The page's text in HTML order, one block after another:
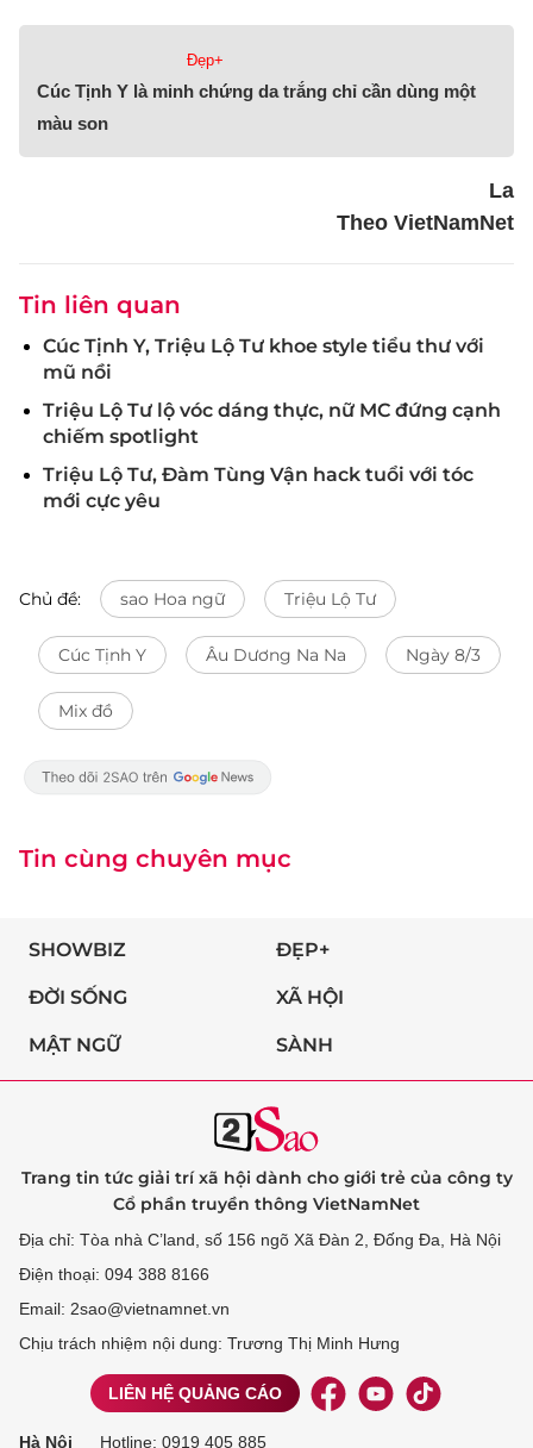
Đẹp+
Cúc Tịnh Y là minh chứng da trắng chỉ cần dùng một
màu son
La
Theo VietNamNet
Tin liên quan
Cúc Tịnh Y, Triệu Lộ Tư khoe style tiểu thư với
mũ nồi
Triệu Lộ Tư lộ vóc dáng thực, nữ MC đứng cạnh
chiếm spotlight
Triệu Lộ Tư, Đàm Tùng Vận hack tuổi với tóc
mới cực yêu
Chủ đề: sao Hoa ngữ Triệu Lộ Tư
Cúc Tịnh Y Âu Dương Na Na Ngày 8/3
Mix đồ
Tin cùng chuyên mục
SHOWBIZ ĐẸP+
ĐỜI SỐNG XÃ HỘI
MẬT NGỮ SÀNH
Trang tin tức giải trí xã hội dành cho giới trẻ của công ty
Cổ phần truyền thông VietNamNet
Địa chỉ: Tòa nhà C’land, số 156 ngõ Xã Đàn 2, Đống Đa, Hà Nội
Điện thoại: 094 388 8166
Email: 2sao@vietnamnet.vn
Chịu trách nhiệm nội dung: Trương Thị Minh Hưng
LIÊN HỆ QUẢNG CÁO
Hà Nội Hotline: 0919 405 885